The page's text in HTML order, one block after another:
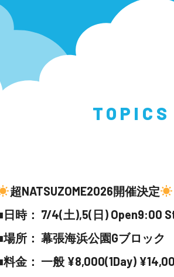
TOPICS
超NATSUZOME2026開催決定
日時： 7/4(土),5(日) Open9:00
場所： 幕張海浜公園Gブロック
料金： 一般 ¥8,000(1Day)